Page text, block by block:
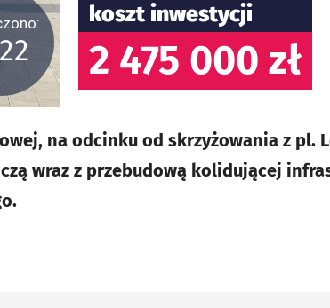
koszt inwestycji
2 475 000 zł
na odcinku od skrzyżowania z pl.
wraz z przebudową kolidującej